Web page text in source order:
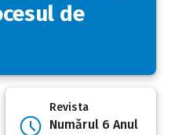
de
Revista
Numărul 6 Anul